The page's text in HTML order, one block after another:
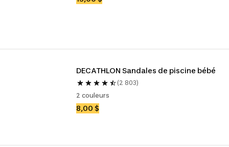
DECATHLON Sandales de piscine bébé
(2 803)
2 couleurs
8,00 $